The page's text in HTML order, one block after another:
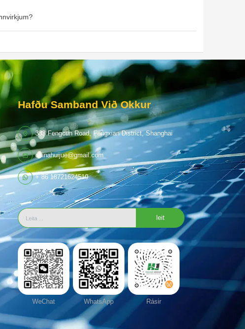
Hafðu Samband Við Okkur
333 Fengcun Road, Fengxian District, Shanghai
chinahuijue@gmail.com
+ 86 18721624519
leit
WeChat WhatsApp Rásir